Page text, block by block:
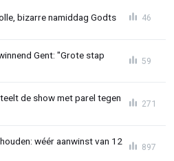
bizarre namiddag Godts 46
Gent: "Grote stap
59
de show met parel tegen
271
wéér aanwinst van 12
897